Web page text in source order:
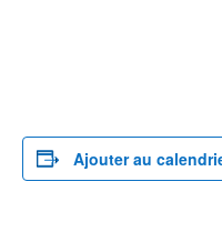
Ajouter au